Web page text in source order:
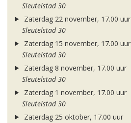
Sleutelstad 30
Zaterdag 22 november, 17.00 uur
Sleutelstad 30
Zaterdag 15 november, 17.00 uur
Sleutelstad 30
Zaterdag 8 november, 17.00 uur
Sleutelstad 30
Zaterdag 1 november, 17.00 uur
Sleutelstad 30
Zaterdag 25 oktober, 17.00 uur